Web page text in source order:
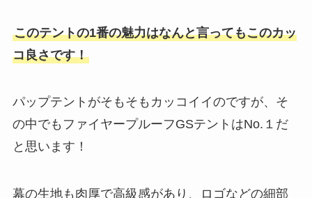
このテントの1番の魅力はなんと言ってもこのカッ
コ良さです！
パップテントがそもそもカッコイイのですが、そ
の中でもファイヤープルーフGSテントはNo.１だ
と思います！
幕の生地も肉厚で高級感があり、ロゴなどの細部